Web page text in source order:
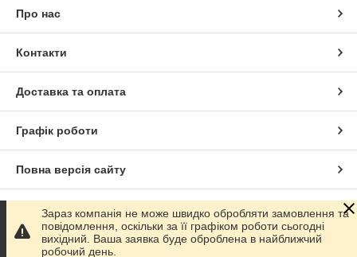
Про нас
Контакти
Доставка та оплата
Графік роботи
Повна версія сайту
Сайт створено на маркетплейсі Prom.ua
Політика конфіденційності
Зараз компанія не може швидко обробляти замовлення та
повідомлення, оскільки за її графіком роботи сьогодні
вихідний. Ваша заявка буде оброблена в найближчий
робочий день.